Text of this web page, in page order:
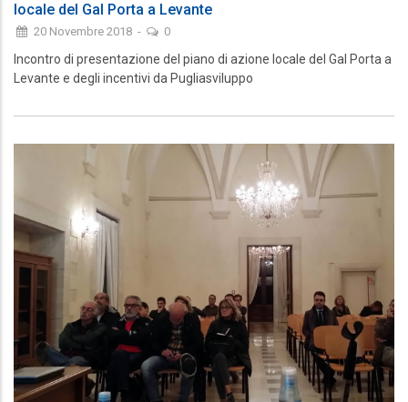
locale del Gal Porta a Levante
20 Novembre 2018 - 0
Incontro di presentazione del piano di azione locale del Gal Porta a
Levante e degli incentivi da Pugliasviluppo